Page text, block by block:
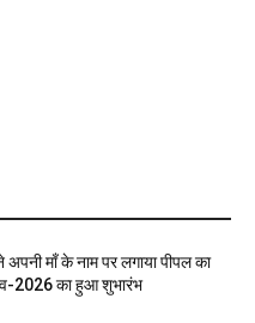
अपनी माँ के नाम पर लगाया पीपल का
2026 का हुआ शुभारंभ